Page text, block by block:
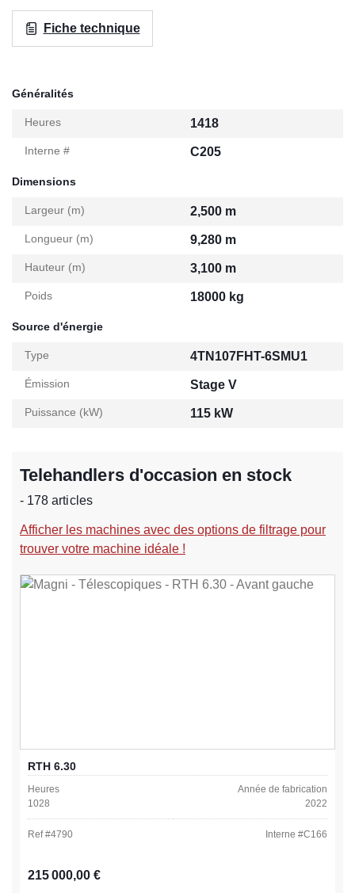
Fiche technique
Généralités
Heures 1418
Interne # C205
Dimensions
Largeur (m) 2,500 m
Longueur (m) 9,280 m
Hauteur (m) 3,100 m
Poids 18000 kg
Source d'énergie
Type 4TN107FHT-6SMU1
Émission Stage V
Puissance (kW) 115 kW
Telehandlers d'occasion en stock
- 178 articles
Afficher les machines avec des options de filtrage pour
trouver votre machine idéale !
RTH 6.30
Heures
1028
Année de fabrication
2022
Ref #4790 Interne #C166
Prix régulier :
215 000,00 €